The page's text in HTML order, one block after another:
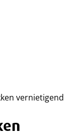
vernietigend